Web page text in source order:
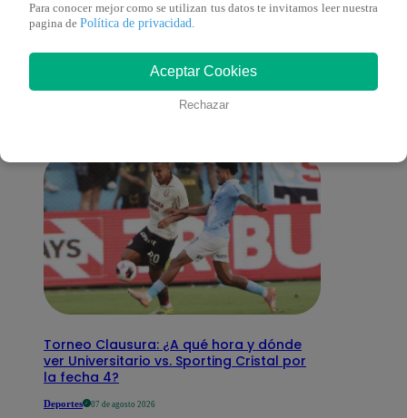
También te puede
interesar
Torneo Clausura: ¿A qué hora y dónde
ver Universitario vs. Sporting Cristal por
la fecha 4?
Deportes 07 de agosto 2026
Para conocer mejor como se utilizan tus datos te invitamos leer nuestra
pagina de Política de privacidad
Aceptar Cookies
Rechazar